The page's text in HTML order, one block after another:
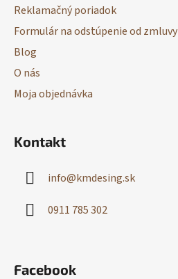
Reklamačný poriadok
Formulár na odstúpenie od zmluvy
Blog
O nás
Moja objednávka
Kontakt
info@kmdesing.sk
0911 785 302
Facebook